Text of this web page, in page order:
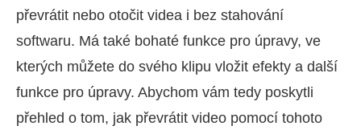
převrátit nebo otočit videa i bez stahování
softwaru. Má také bohaté funkce pro úpravy, ve
kterých můžete do svého klipu vložit efekty a další
funkce pro úpravy. Abychom vám tedy poskytli
přehled o tom, jak převrátit video pomocí tohoto